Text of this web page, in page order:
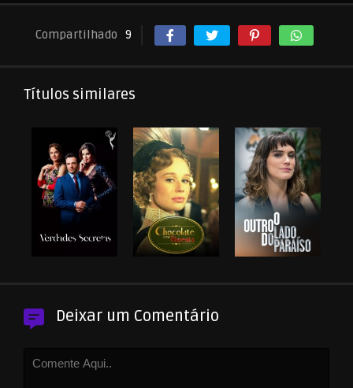
Compartilhado 9
Títulos similares
Deixar um Comentário